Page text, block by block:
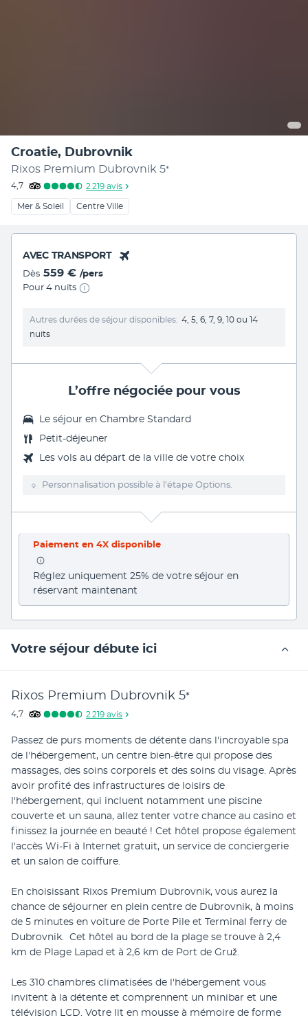
Croatie, Dubrovnik
Rixos Premium Dubrovnik 5*
4,7 2 219 avis
Mer & Soleil Centre Ville
AVEC TRANSPORT
Dès 559 € /pers
Pour 4 nuits
Autres durées de séjour disponibles
4, 5, 6, 7, 9, 10 ou 14
nuits
L’offre négociée pour vous
Le séjour en Chambre Standard
Petit-déjeuner
Les vols au départ de la ville de votre choix
Personnalisation possible à l’étape Options.
Paiement en 4X disponible
Réglez uniquement 25% de votre séjour en
réservant maintenant
Votre séjour débute ici
Rixos Premium Dubrovnik 5*
4,7 2 219 avis
Passez de purs moments de détente dans l'incroyable spa
de l'hébergement, un centre bien-être qui propose des
massages, des soins corporels et des soins du visage. Après
avoir profité des infrastructures de loisirs de
l'hébergement, qui incluent notamment une piscine
couverte et un sauna, allez tenter votre chance au casino et
finissez la journée en beauté ! Cet hôtel propose également
l'accès Wi-Fi à Internet gratuit, un service de conciergerie
et un salon de coiffure.
En choisissant Rixos Premium Dubrovnik, vous aurez la
chance de séjourner en plein centre de Dubrovnik, à moins
de 5 minutes en voiture de Porte Pile et Terminal ferry de
Dubrovnik.  Cet hôtel au bord de la plage se trouve à 2,4
km de Plage Lapad et à 2,6 km de Port de Gruž.
Les 310 chambres climatisées de l'hébergement vous
invitent à la détente et comprennent un minibar et une
télévision LCD. Votre lit en mousse à mémoire de forme